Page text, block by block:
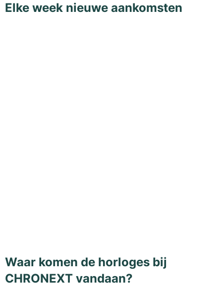
Elke week nieuwe aankomsten
Waar komen de horloges bij
CHRONEXT vandaan?